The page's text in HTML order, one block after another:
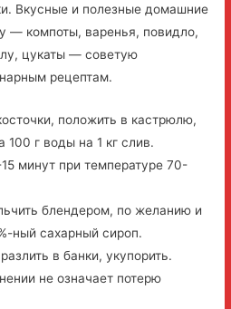
Вкусные и полезные домашние
— компоты, варенья, повидло,
цукаты — советую
рецептам.
положить в кастрюлю,
100 г воды на 1 кг слив.
минут при температуре 70-
блендером, по желанию и
ный сахарный сироп.
в банки, укупорить.
не означает потерю